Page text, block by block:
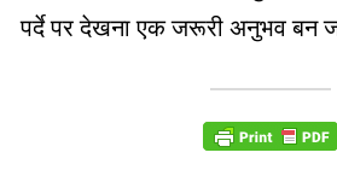
पर्दे पर देखना एक जरूरी अनुभव बन